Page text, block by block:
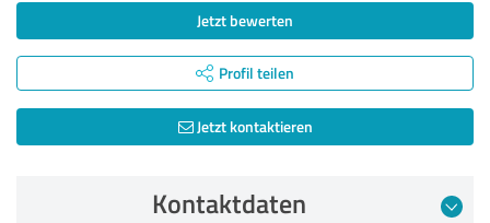
Jetzt bewerten
Profil teilen
Jetzt kontaktieren
Kontaktdaten